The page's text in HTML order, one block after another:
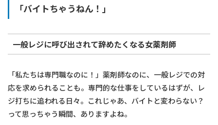
「バイトちゃうねん！」
一般レジに呼び出されて辞めたくなる女薬剤師
「私たちは専門職なのに！」薬剤師なのに、一般レジでの対
応を求められることも。専門的な仕事をしているはずが、レ
ジ打ちに追われる日々。これじゃあ、バイトと変わらない？
って思っちゃう瞬間、ありますよね。